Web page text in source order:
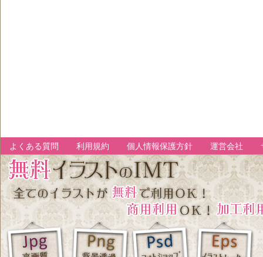
よくある質問 利用規約 個人情報保護方針 運営会社